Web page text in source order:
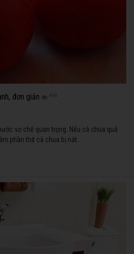
đơn giản 864
sơ chế quan trọng. Nếu cà chua quá
phần thịt cà chua bị nát.